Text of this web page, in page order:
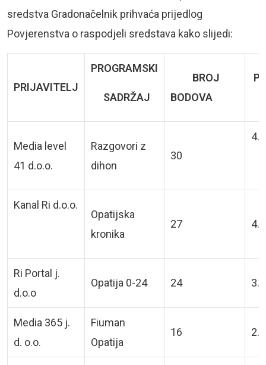
sredstva Gradonačelnik prihvaća prijedlog
Povjerenstva o raspodjeli sredstava kako slijedi:
PRIJAVITELJ
PROGRAMSKI
SADRŽAJ
BROJ
BODOVA
Media level
41 d.o.o.
Razgovori z
dihon
30
Kanal Ri d.o.o.
Opatijska
kronika
27
Ri Portal j.
d.o.o
Opatija 0-24 24
Media 365 j.
d. o.o.
Fiuman
Opatija
16